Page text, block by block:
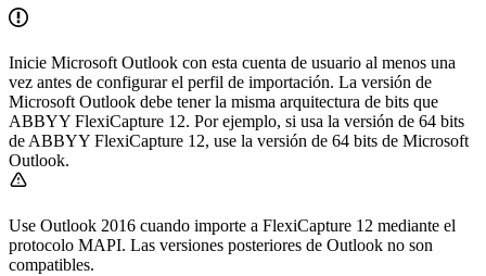
Inicie Microsoft Outlook con esta cuenta de usuario al menos una
vez antes de configurar el perfil de importación. La versión de
Microsoft Outlook debe tener la misma arquitectura de bits que
ABBYY FlexiCapture 12. Por ejemplo, si usa la versión de 64 bits
de ABBYY FlexiCapture 12, use la versión de 64 bits de Microsoft
Outlook.
Use Outlook 2016 cuando importe a FlexiCapture 12 mediante el
protocolo MAPI. Las versiones posteriores de Outlook no son
compatibles.